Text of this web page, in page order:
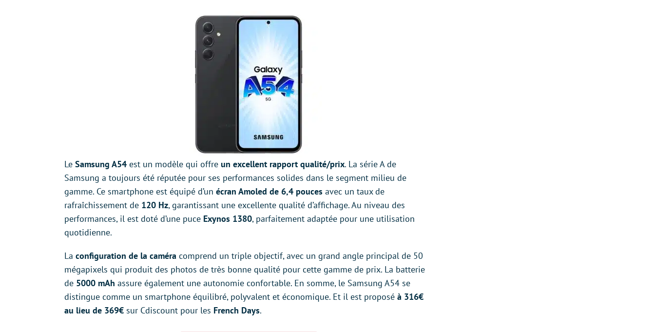
Le Samsung A54 est un modèle qui offre un excellent rapport qualité/prix. La série A de
Samsung a toujours été réputée pour ses performances solides dans le segment milieu de
gamme. Ce smartphone est équipé d’un écran Amoled de 6,4 pouces avec un taux de
rafraîchissement de 120 Hz, garantissant une excellente qualité d’affichage. Au niveau des
performances, il est doté d’une puce Exynos 1380, parfaitement adaptée pour une utilisation
quotidienne.
La configuration de la caméra comprend un triple objectif, avec un grand angle principal de 50
mégapixels qui produit des photos de très bonne qualité pour cette gamme de prix. La batterie
de 5000 mAh assure également une autonomie confortable. En somme, le Samsung A54 se
distingue comme un smartphone équilibré, polyvalent et économique. Et il est proposé à 316€
au lieu de 369€ sur Cdiscount pour les French Days.